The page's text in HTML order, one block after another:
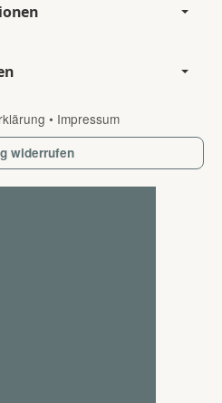
• Impressum
widerrufen